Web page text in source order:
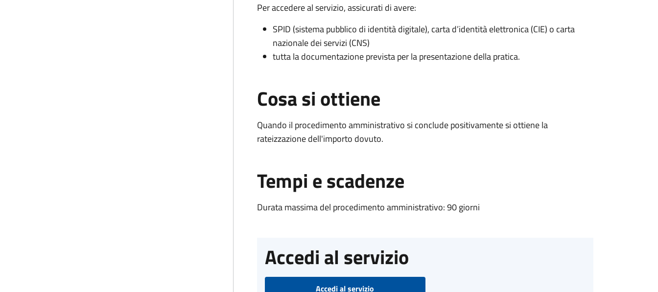
Per accedere al servizio, assicurati di avere:
SPID (sistema pubblico di identità digitale), carta d’identità elettronica (CIE) o carta
nazionale dei servizi (CNS)
tutta la documentazione prevista per la presentazione della pratica.
Cosa si ottiene
Quando il procedimento amministrativo si conclude positivamente si ottiene la
rateizzazione dell'importo dovuto.
Tempi e scadenze
Durata massima del procedimento amministrativo: 90 giorni
Accedi al servizio
Accedi al servizio